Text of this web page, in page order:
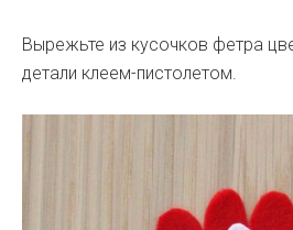
Вырежьте из кусочков фетра
детали клеем-пистолетом.